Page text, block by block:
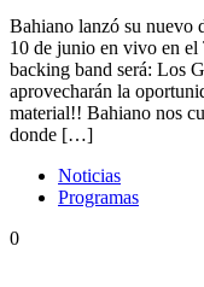
Bahiano lanzó su nuevo
10 de junio en vivo en
backing band será: Los
aprovecharán la
material!! Bahiano nos
donde […]
Noticias
Programas
0